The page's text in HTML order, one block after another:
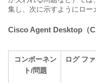
集し、次に示すようにロー
Cisco Agent Desktop（
コンポーネン
ト/問題
ログ フ